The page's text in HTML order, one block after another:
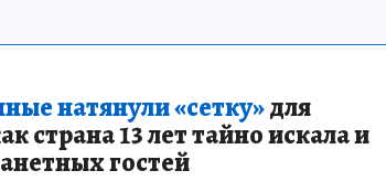
натянули «сетку»для
страна 13 лет тайно искала и
гостей